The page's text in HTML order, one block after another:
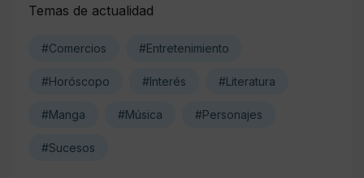
Temas de actualidad
#Comercios #Entretenimiento
#Horóscopo #Interés #Literatura
#Manga #Música #Personajes
#Sucesos